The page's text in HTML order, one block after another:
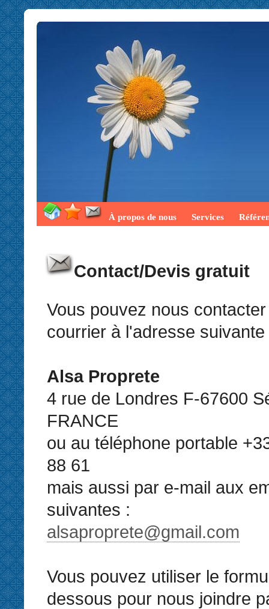
À propos de nous Services
Contact/Devis gratuit
Vous pouvez nous
courrier à l'adresse suivante
Alsa Proprete
4 rue de Londres F-67600
FRANCE
ou au téléphone portable
88 61
mais aussi par e-mail aux
suivantes :
alsaproprete@gmail.com
Vous pouvez utiliser le
dessous pour nous joindre